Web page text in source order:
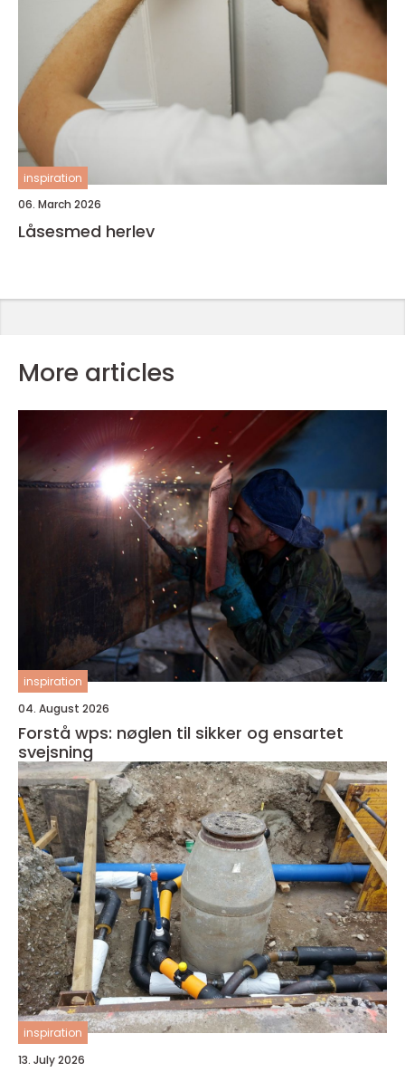
inspiration
06. March 2026
Låsesmed herlev
More articles
inspiration
04. August 2026
Forstå wps: nøglen til sikker og ensartet
svejsning
inspiration
13. July 2026